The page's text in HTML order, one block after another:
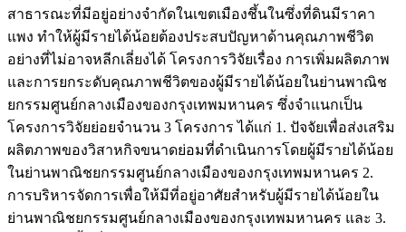
สาธารณะที่มีอยู่อย่างจำกัดในเขตเมืองชึ้นในซึ่งที่ดินมีราคา
แพง ทำให้ผู้มีรายได้น้อยต้องประสบปัญหาด้านคุณภาพชีวิต
อย่างที่ไม่อาจหลีกเลี่ยงได้ โครงการวิจัยเรื่อง การเพิ่มผลิตภาพ
และการยกระดับคุณภาพชีวิตของผู้มีรายได้น้อยในย่านพาณิช
ยกรรมศูนย์กลางเมืองของกรุงเทพมหานคร ซึ่งจำแนกเป็น
โครงการวิจัยย่อยจำนวน 3 โครงการ ได้แก่ 1. ปัจจัยเพื่อส่งเสริม
ผลิตภาพของวิสาหกิจขนาดย่อมที่ดำเนินการโดยผู้มีรายได้น้อย
ในย่านพาณิชยกรรมศูนย์กลางเมืองของกรุงเทพมหานคร 2.
การบริหารจัดการเพื่อให้มีที่อยู่อาศัยสำหรับผู้มีรายได้น้อยใน
ย่านพาณิชยกรรมศูนย์กลางเมืองของกรุงเทพมหานคร และ 3.